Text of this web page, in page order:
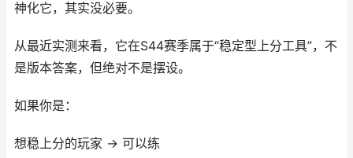
神化它，其实没必要。
从最近实测来看，它在S44赛季属于“稳定型上分工具”，不
是版本答案，但绝对不是摆设。
如果你是：
想稳上分的玩家 → 可以练